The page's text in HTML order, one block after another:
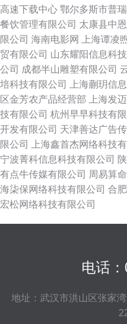
高速下载中心 鄂尔多斯市普
餐饮管理有限公司 太康县中
限公司 海南电影网 上海谭凌
贸有限公司 山东耀阳信息科
公司 成都半山雕塑有限公司
培科技有限公司
上海蒯玥信
区金芳农产品经营部
上海发
技有限公司 杭州早早科技有限
开发有限公司 天津善达广告
限公司
上海鑫首杰网络科技
宁波菁科信息科技有限公司
有点牛传媒有限公司 周易算命
海柒保网络科技有限公司 合
宏松网络科技有限公司
电话
地址：武汉市洪山区张家